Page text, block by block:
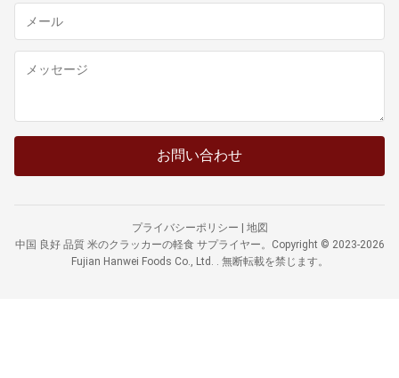
お問い合わせ
プライバシーポリシー
地図
中国 良好 品質 米のクラッカーの軽食 サプライヤー。Copyright © 2023-2026
Fujian Hanwei Foods Co., Ltd. . 無断転載を禁じます。